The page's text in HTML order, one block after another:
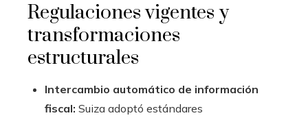
Regulaciones vigentes y
transformaciones
estructurales
Intercambio automático de información
fiscal: Suiza adoptó estándares